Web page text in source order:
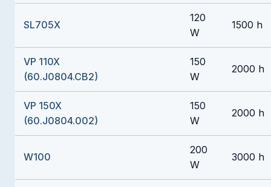
SL705X
120
W
1500 h
VP 110X
(60.J0804.CB2)
150
W
2000 h
VP 150X
(60.J0804.002)
150
W
2000 h
W100
200
W
3000 h